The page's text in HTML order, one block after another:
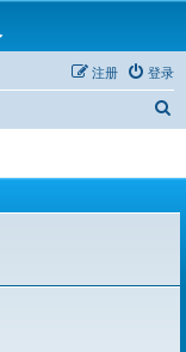
登录
注册